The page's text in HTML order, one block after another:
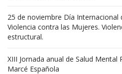
25 de noviembre Día Internacional
Violencia contra las Mujeres.
estructural.
XIII Jornada anual de Salud Mental
Marcé Española